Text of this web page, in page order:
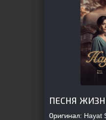
ПЕСНЯ
Оригинал: Hayat